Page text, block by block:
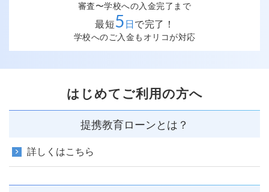
審査〜学校への入金完了まで
最短5 日で完了！
学校へのご入金もオリコが対応
はじめてご利用の方へ
提携教育ローンとは？
詳しくはこちら